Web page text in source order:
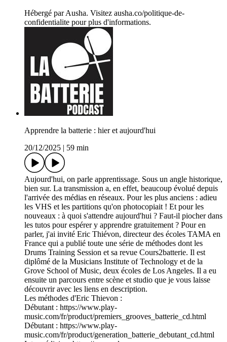
Hébergé par Ausha. Visitez ausha.co/politique-de-
confidentialite pour plus d'informations.
Apprendre la batterie : hier et aujourd'hui
20/12/2025
59 min
Aujourd'hui, on parle apprentissage. Sous un angle historique,
bien sur. La transmission a, en effet, beaucoup évolué depuis
l'arrivée des médias en réseaux. Pour les plus anciens : adieu
les VHS et les partitions qu'on photocopiait ! Et pour les
nouveaux : à quoi s'attendre aujourd'hui ? Faut-il piocher dans
les tutos pour espérer y apprendre gratuitement ? Pour en
parler, j'ai invité Eric Thiévon, directeur des écoles TAMA en
France qui a publié toute une série de méthodes dont les
Drums Training Session et sa revue Cours2batterie. Il est
diplômé de la Musicians Institute of Technology et de la
Grove School of Music, deux écoles de Los Angeles. Il a eu
ensuite un parcours entre scène et studio que je vous laisse
découvrir avec les liens en description.
Les méthodes d'Eric Thievon :
Débutant : https://www.play-
music.com/fr/product/premiers_grooves_batterie_cd.html
Débutant : https://www.play-
music.com/fr/product/generation_batterie_debutant_cd.html